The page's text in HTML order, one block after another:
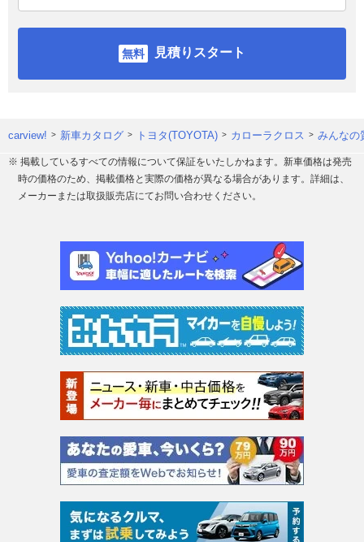
見積りスタート
carview! 新車カタログ トヨタ(TOYOTA) カローラクロス みんなの
※ 掲載しているすべての情報について保証をいたしかねます。新車価格は発売
時の価格のため、掲載価格と実際の価格が異なる場合があります。詳細は、
メーカーまたは取扱販売店にてお問い合わせください。